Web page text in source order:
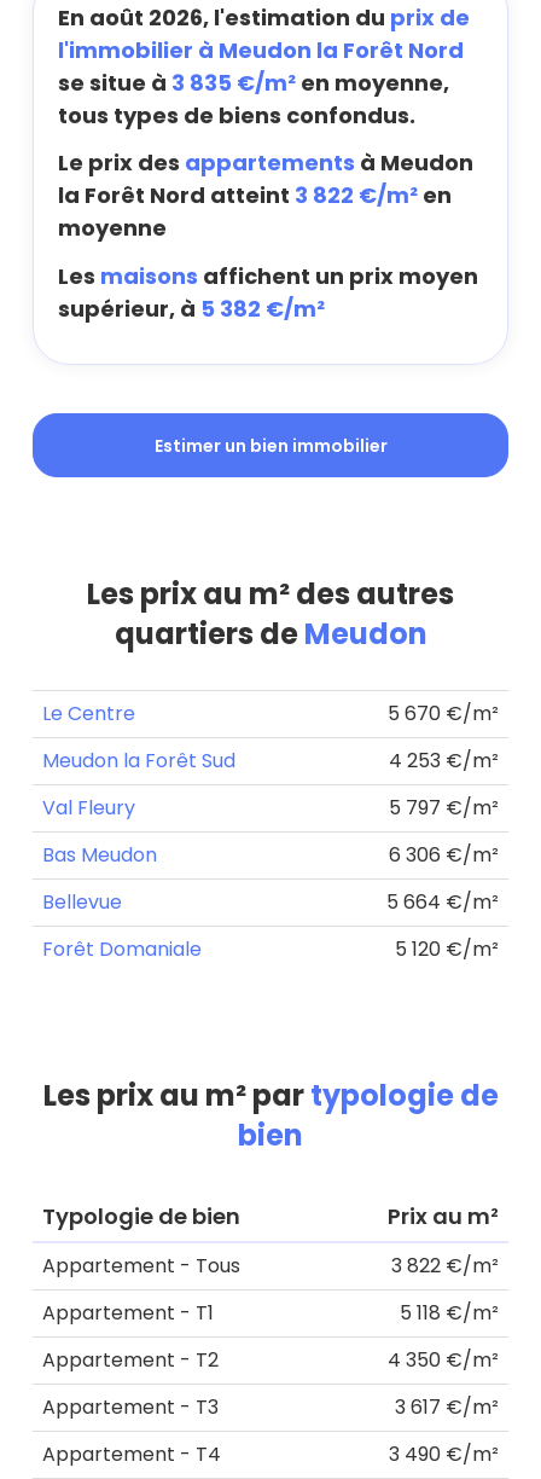
En août 2026, l'estimation du prix de
l'immobilier à Meudon la Forêt Nord
se situe à 3 835 €/m² en moyenne,
tous types de biens confondus.
Le prix des appartements à Meudon
la Forêt Nord atteint 3 822 €/m² en
moyenne
Les maisons affichent un prix moyen
supérieur, à 5 382 €/m²
Estimer un bien immobilier
Les prix au m² des autres
quartiers deMeudon
Le Centre
5 670 €/m²
Meudon la Forêt Sud
4 253 €/m²
Val Fleury
5 797 €/m²
Bas Meudon
6 306 €/m²
Bellevue
5 664 €/m²
Forêt Domaniale
5 120 €/m²
Les prix au m² partypologie de
bien
Typologie de bien Prix au m²
Appartement - Tous
3 822 €/m²
Appartement - T1
5 118 €/m²
Appartement - T2
4 350 €/m²
Appartement - T3
3 617 €/m²
Appartement - T4
3 490 €/m²